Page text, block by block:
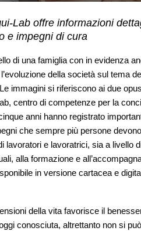
Lab offre informazioni
e impegni di cura
di una famiglia con in evidenza
della società sul tema
immagini si riferiscono ai due
centro di competenze per la
anni hanno registrato
che sempre più persone
lavoratori e lavoratrici, sia a livello
alla formazione e
in versione cartacea e
della vita favorisce il
conosciuta, altrettanto non si